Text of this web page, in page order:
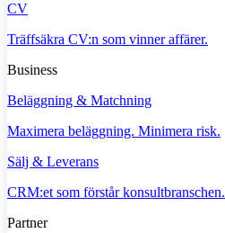
CV
Träffsäkra CV:n som vinner affärer.
Business
Beläggning & Matchning
Maximera beläggning. Minimera risk.
Sälj & Leverans
CRM:et som förstår konsultbranschen.
Partner